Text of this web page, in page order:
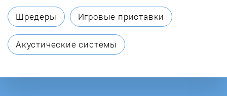
Defro
DON
Шредеры Игровые приставки
Акустические системы